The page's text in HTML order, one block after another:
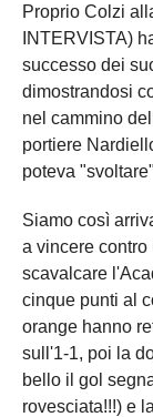
Proprio Colzi
INTERVISTA)
successo dei
dimostrandosi
nel cammino
portiere
poteva
Siamo così
a vincere
scavalcare
cinque punti al
orange hanno
sull'1-1, poi la
bello il gol
rovesciata!!!) e